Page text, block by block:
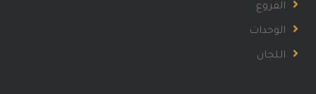
الفروع
الوحدات
اللجان